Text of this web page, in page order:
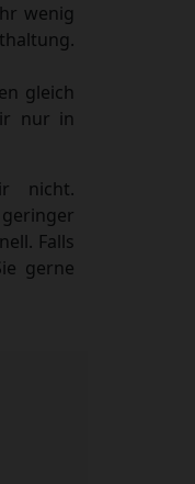
wenig
gleich
nur in
nicht.
Falls
gerne